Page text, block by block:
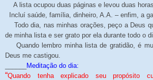
A lista ocupou duas páginas e levou duas
Incluí saúde, família, dinheiro, A.A. – enfim, a
Todo dia, nas minhas orações, peço a Deus
de minha lista e ser grato por ela durante todo o
Quando lembro minha lista de gratidão, é
Deus me castigou.
Meditação do dia:
“Quando tenha explicado seu propósito